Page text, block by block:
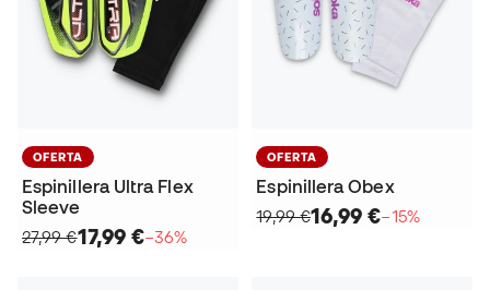
OFERTA
Espinillera Ultra Flex
Sleeve
27,99 €17,99 €−36%
OFERTA
Espinillera Obex
19,99 €16,99 €−15%